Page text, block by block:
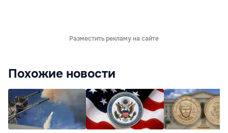
Разместить рекламу на сайте
Похожие новости